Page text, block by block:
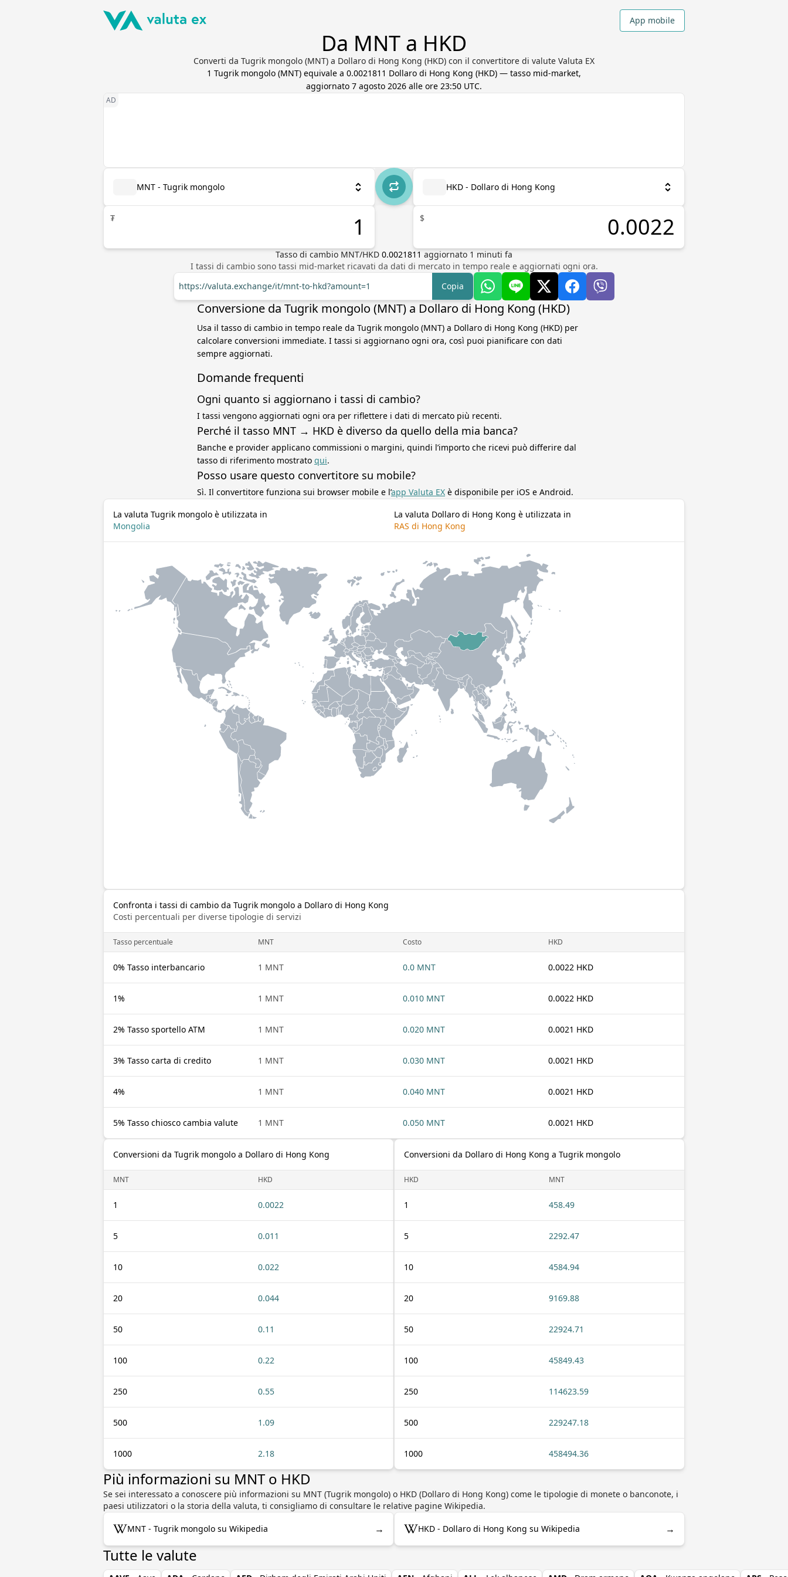
App mobile
Da MNT a HKD
Converti da Tugrik mongolo (MNT) a Dollaro di Hong Kong (HKD) con il convertitore di valute Valuta EX
1 Tugrik mongolo (MNT) equivale a 0.0021811 Dollaro di Hong Kong (HKD) — tasso mid-market,
aggiornato 7 agosto 2026 alle ore 23:50 UTC.
MNT - Tugrik mongolo
₮
HKD - Dollaro di Hong Kong
$
Tasso di cambio MNT/HKD 0.0021811 aggiornato 1 minuti fa
I tassi di cambio sono tassi mid-market ricavati da dati di mercato in tempo reale e aggiornati ogni ora.
https://valuta.exchange/it/mnt-to-hkd?amount=1
Copia
Conversione da Tugrik mongolo (MNT) a Dollaro di Hong Kong (HKD)
Usa il tasso di cambio in tempo reale da Tugrik mongolo (MNT) a Dollaro di Hong Kong (HKD) per
calcolare conversioni immediate. I tassi si aggiornano ogni ora, così puoi pianificare con dati
sempre aggiornati.
Domande frequenti
Ogni quanto si aggiornano i tassi di cambio?
I tassi vengono aggiornati ogni ora per riflettere i dati di mercato più recenti.
Perché il tasso MNT → HKD è diverso da quello della mia banca?
Banche e provider applicano commissioni o margini, quindi l’importo che ricevi può differire dal
tasso di riferimento mostrato qui.
Posso usare questo convertitore su mobile?
Sì. Il convertitore funziona sui browser mobile e l’app Valuta EX è disponibile per iOS e Android.
La valuta Tugrik mongolo è utilizzata in
Mongolia
La valuta Dollaro di Hong Kong è utilizzata in
RAS di Hong Kong
Confronta i tassi di cambio da Tugrik mongolo a Dollaro di Hong Kong
Costi percentuali per diverse tipologie di servizi
Tasso percentuale MNT Costo HKD
0% Tasso interbancario 1 MNT 0.0 MNT 0.0022 HKD
1% 1 MNT 0.010 MNT 0.0022 HKD
2% Tasso sportello ATM 1 MNT 0.020 MNT 0.0021 HKD
3% Tasso carta di credito 1 MNT 0.030 MNT 0.0021 HKD
4% 1 MNT 0.040 MNT 0.0021 HKD
5% Tasso chiosco cambia valute 1 MNT 0.050 MNT 0.0021 HKD
Conversioni da Tugrik mongolo a Dollaro di Hong Kong
MNT HKD
1 0.0022
5 0.011
10 0.022
20 0.044
50 0.11
100 0.22
250 0.55
500 1.09
1000 2.18
Conversioni da Dollaro di Hong Kong a Tugrik mongolo
HKD MNT
1 458.49
5 2292.47
10 4584.94
20 9169.88
50 22924.71
100 45849.43
250 114623.59
500 229247.18
1000 458494.36
Più informazioni su MNT o HKD
Se sei interessato a conoscere più informazioni su MNT (Tugrik mongolo) o HKD (Dollaro di Hong Kong) come le tipologie di monete o banconote, i
paesi utilizzatori o la storia della valuta, ti consigliamo di consultare le relative pagine Wikipedia.
MNT - Tugrik mongolo su Wikipedia → HKD - Dollaro di Hong Kong su Wikipedia →
Tutte le valute